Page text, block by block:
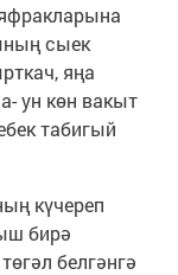
сыек
яңа
ун көн вакыт
табигый
күчереп
бирә
белгәнгә